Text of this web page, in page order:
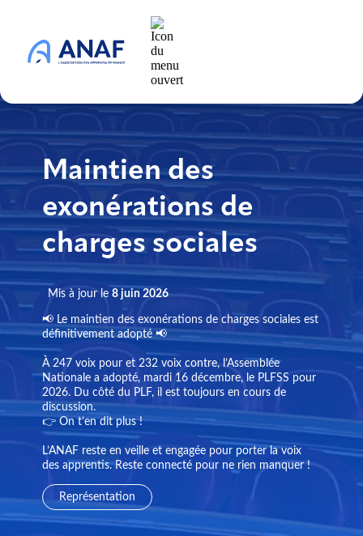
Maintien des
exonérations de
charges sociales
Mis à jour le 8 juin 2026
📢 Le maintien des exonérations de charges sociales est
définitivement adopté 📢
À 247 voix pour et 232 voix contre, l’Assemblée
Nationale a adopté, mardi 16 décembre, le PLFSS pour
2026. Du côté du PLF, il est toujours en cours de
discussion.
👉 On t’en dit plus !
L’ANAF reste en veille et engagée pour porter la voix
des apprentis. Reste connecté pour ne rien manquer !
Représentation